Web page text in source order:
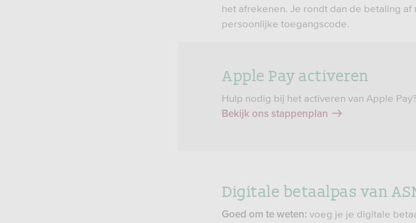
het afrekenen. Je rondt dan de betaling af
persoonlijke toegangscode.
Apple Pay activeren
Hulp nodig bij het activeren van Apple Pay?
Bekijk ons stappenplan
Digitale betaalpas van
Goed om te weten: voeg je je digitale